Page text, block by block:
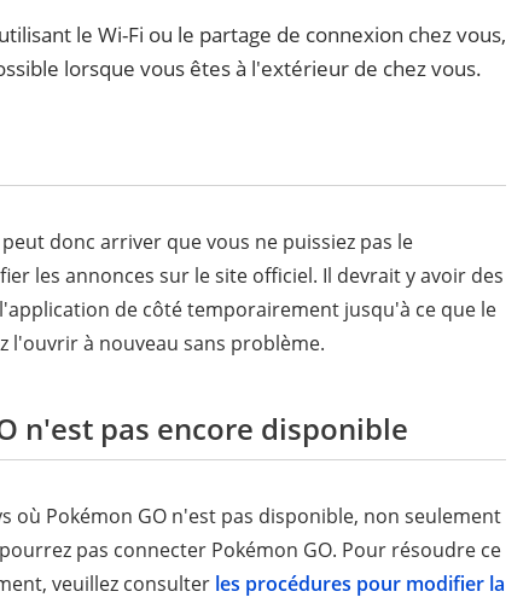
le Wi-Fi ou le partage de connexion chez vous,
lorsque vous êtes à l'extérieur de chez vous.
donc arriver que vous ne puissiez pas le
les annonces sur le site officiel. Il devrait y avoir des
de côté temporairement jusqu'à ce que le
l'ouvrir à nouveau sans problème.
n'est pas encore disponible
où Pokémon GO n'est pas disponible, non seulement
pas connecter Pokémon GO. Pour résoudre ce
veuillez consulter les procédures pour modifier la